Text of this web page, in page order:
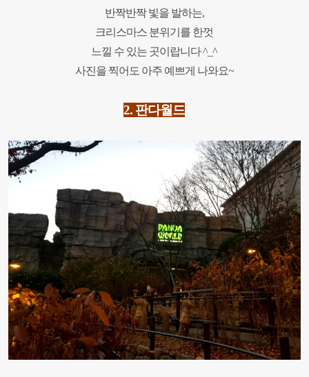
반짝반짝 빛을 발하는,
크리스마스 분위기를 한껏
느낄 수 있는 곳이랍니다 ^_^
사진을 찍어도 아주 예쁘게 나와요~
2. 판다월드